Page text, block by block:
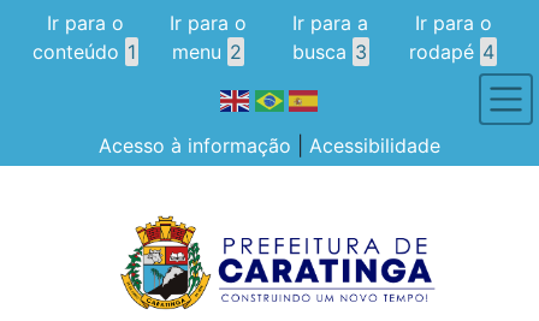
Ir para o
conteúdo 1
Ir para o
menu 2
Ir para a
busca 3
Ir para o
rodapé 4
Acesso à informação Acessibilidade